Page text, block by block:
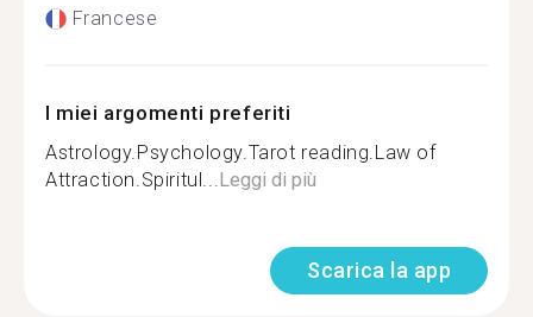
Francese
I miei argomenti preferiti
Astrology.Psychology.Tarot reading.Law of
Attraction.Spiritul...Leggi di più
Scarica la app